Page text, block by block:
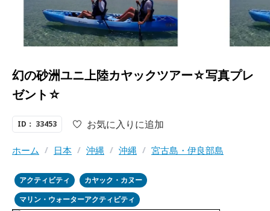
幻の砂洲ユニ上陸カヤックツアー☆写真プレ
ゼント☆
ID： 33453 お気に入りに追加
ホーム / 日本 / 沖縄 / 沖縄 / 宮古島・伊良部島
アクティビティ
カヤック・カヌー
マリン・ウォーターアクティビティ